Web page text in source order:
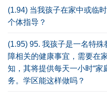
(1.94) 当我孩子在家中或临
个体指导？
(1.95) 95. 我孩子是一名特
障相关的健康事宜，需要在
知，其将提供每天一小时“家
务。学区能这样做吗？